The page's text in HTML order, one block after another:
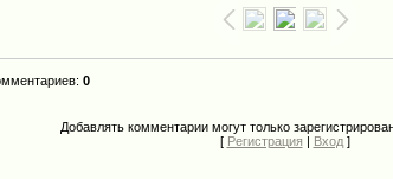
: 0
Добавлять комментарии могут только
[ Регистрация | Вход]